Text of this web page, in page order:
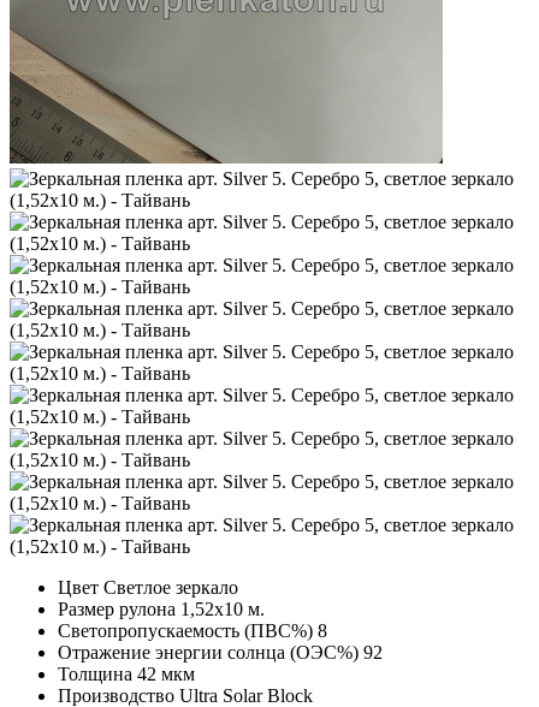
Цвет Светлое зеркало
Размер рулона 1,52х10 м.
Светопропускаемость (ПВС%) 8
Отражение энергии солнца (ОЭС%) 92
Толщина 42 мкм
Производство Ultra Solar Block